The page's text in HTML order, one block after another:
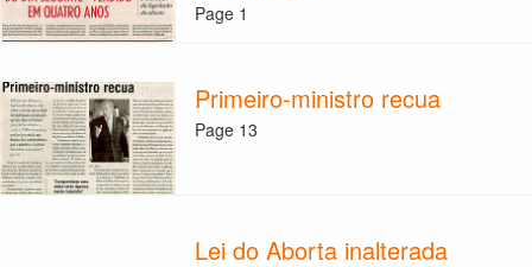
Page 1
Primeiro-ministro recua
Page 13
Lei do Aborta inalterada